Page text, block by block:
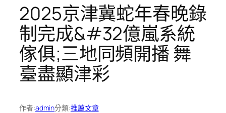
2025京津冀蛇年春晚錄
制完成&#32億嵐系統
傢俱;三地同頻開播 舞
臺盡顯津彩
作者:admin分類:推薦文章